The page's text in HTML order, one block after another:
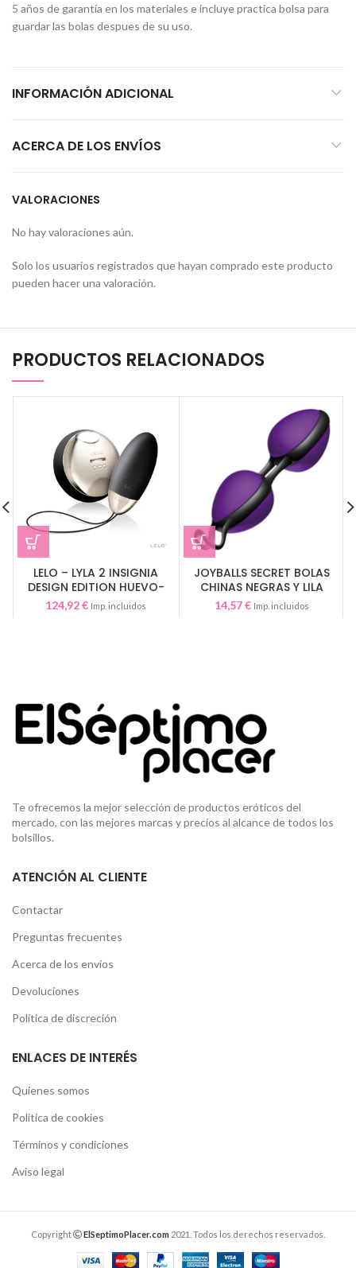
5 años de garantía en los materiales e incluye practica bolsa para
guardar las bolas despues de su uso.
INFORMACIÓN ADICIONAL
ACERCA DE LOS ENVÍOS
VALORACIONES
No hay valoraciones aún.
Solo los usuarios registrados que hayan comprado este producto
pueden hacer una valoración.
PRODUCTOS RELACIONADOS
LELO – LYLA 2 INSIGNIA
DESIGN EDITION HUEVO-
MASAJEADOR NEGRO
124,92€ Imp. incluidos
JOYBALLS SECRET BOLAS
CHINAS NEGRAS Y LILA
14,57€ Imp. incluidos
Te ofrecemos la mejor selección de productos eróticos del
mercado, con las mejores marcas y precios al alcance de todos los
bolsillos.
ATENCIÓN AL CLIENTE
Contactar
Preguntas frecuentes
Acerca de los envíos
Devoluciones
Política de discreción
ENLACES DE INTERÉS
Quienes somos
Política de cookies
Términos y condiciones
Aviso legal
Copyright ElSeptimoPlacer.com 2021. Todos los derechos reservados.